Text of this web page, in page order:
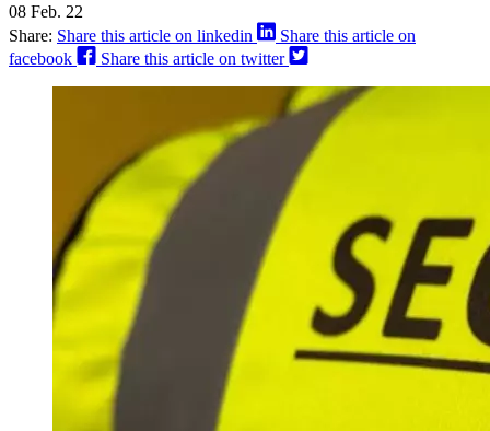
08 Feb. 22
Share: Share this article on linkedin
Share this article on
facebook
Share this article on twitter